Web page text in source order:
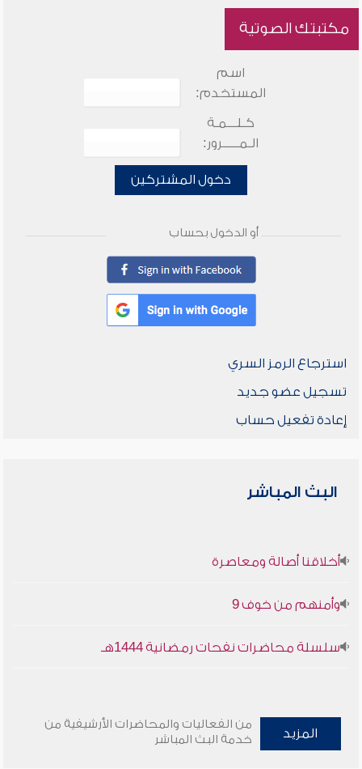
مكتبتك الصوتية
اسم
المستخدم:
كـلـــمـة
الـمـــــرور:
دخول المشتركين
أو الدخول بحساب
استرجاع الرمز السري
تسجيل عضو جديد
إعادة تفعيل حساب
البث المباشر
أخلاقنا أصالة ومعاصرة
وأمنهم من خوف 9
سلسلة محاضرات نفحات رمضانية 1444هـ
المزيد
من الفعاليات والمحاضرات الأرشيفية من
خدمة البث المباشر